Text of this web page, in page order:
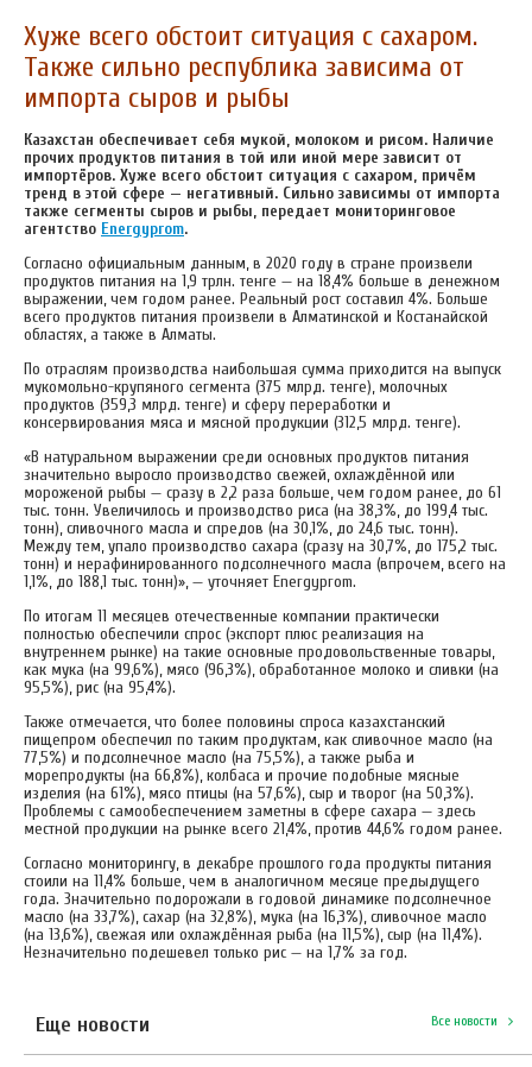
Хуже всего обстоит ситуация с сахаром.
Также сильно республика зависима от
импорта сыров и рыбы
Казахстан обеспечивает себя мукой, молоком и рисом. Наличие
прочих продуктов питания в той или иной мере зависит от
импортёров. Хуже всего обстоит ситуация с сахаром, причём
тренд в этой сфере — негативный. Сильно зависимы от импорта
также сегменты сыров и рыбы, передает мониторинговое
агентство Energyprom.
Согласно официальным данным, в 2020 году в стране произвели
продуктов питания на 1,9 трлн. тенге — на 18,4% больше в денежном
выражении, чем годом ранее. Реальный рост составил 4%. Больше
всего продуктов питания произвели в Алматинской и Костанайской
областях, а также в Алматы.
По отраслям производства наибольшая сумма приходится на выпуск
мукомольно-крупяного сегмента (375 млрд. тенге), молочных
продуктов (359,3 млрд. тенге) и сферу переработки и
консервирования мяса и мясной продукции (312,5 млрд. тенге).
«В натуральном выражении среди основных продуктов питания
значительно выросло производство свежей, охлаждённой или
мороженой рыбы — сразу в 2,2 раза больше, чем годом ранее, до 61
тыс. тонн. Увеличилось и производство риса (на 38,3%, до 199,4 тыс.
тонн), сливочного масла и спредов (на 30,1%, до 24,6 тыс. тонн).
Между тем, упало производство сахара (сразу на 30,7%, до 175,2 тыс.
тонн) и нерафинированного подсолнечного масла (впрочем, всего на
1,1%, до 188,1 тыс. тонн)», — уточняет Energyprom.
По итогам 11 месяцев отечественные компании практически
полностью обеспечили спрос (экспорт плюс реализация на
внутреннем рынке) на такие основные продовольственные товары,
как мука (на 99,6%), мясо (96,3%), обработанное молоко и сливки (на
95,5%), рис (на 95,4%).
Также отмечается, что более половины спроса казахстанский
пищепром обеспечил по таким продуктам, как сливочное масло (на
77,5%) и подсолнечное масло (на 75,5%), а также рыба и
морепродукты (на 66,8%), колбаса и прочие подобные мясные
изделия (на 61%), мясо птицы (на 57,6%), сыр и творог (на 50,3%).
Проблемы с самообеспечением заметны в сфере сахара — здесь
местной продукции на рынке всего 21,4%, против 44,6% годом ранее.
Согласно мониторингу, в декабре прошлого года продукты питания
стоили на 11,4% больше, чем в аналогичном месяце предыдущего
года. Значительно подорожали в годовой динамике подсолнечное
масло (на 33,7%), сахар (на 32,8%), мука (на 16,3%), сливочное масло
(на 13,6%), свежая или охлаждённая рыба (на 11,5%), сыр (на 11,4%).
Незначительно подешевел только рис — на 1,7% за год.
Еще новости Все новости